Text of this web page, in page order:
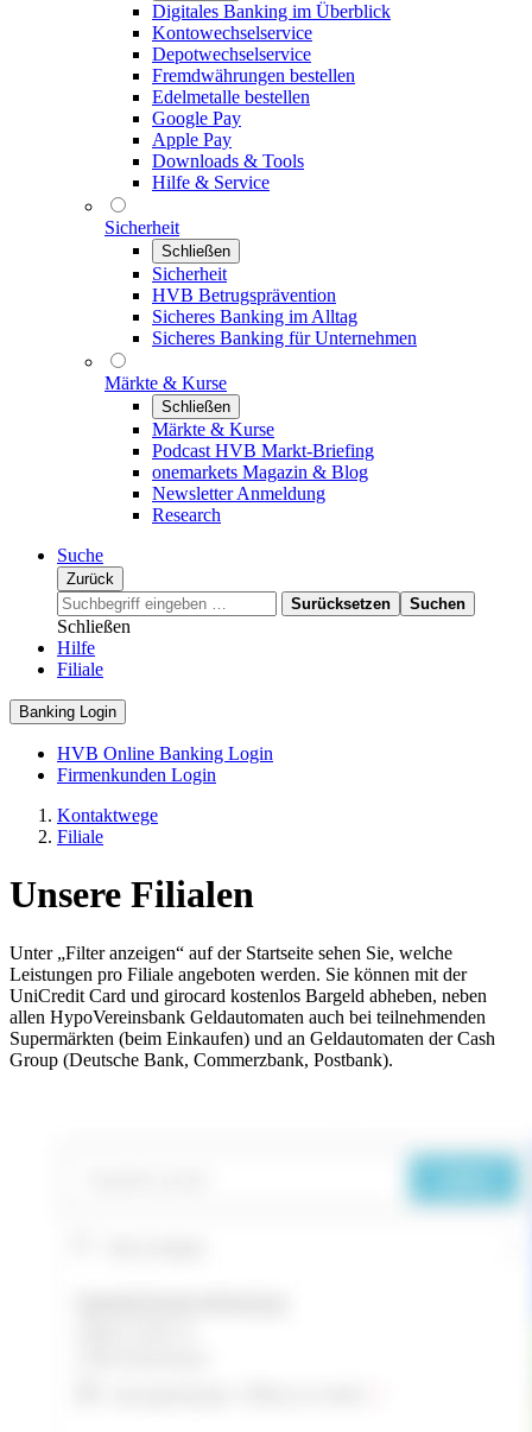
Digitales Banking im Überblick
Kontowechselservice
Depotwechselservice
Fremdwährungen bestellen
Edelmetalle bestellen
Google Pay
Apple Pay
Downloads & Tools
Hilfe & Service
Sicherheit
Schließen
Sicherheit
HVB Betrugsprävention
Sicheres Banking im Alltag
Sicheres Banking für Unternehmen
Märkte & Kurse
Schließen
Märkte & Kurse
Podcast HVB Markt-Briefing
onemarkets Magazin & Blog
Newsletter Anmeldung
Research
Suche
Zurück
Surücksetzen
Suchen
Schließen
Hilfe
Filiale
Banking Login
HVB Online Banking Login
Firmenkunden Login
Kontaktwege
Filiale
Unsere Filialen
Unter „Filter anzeigen“ auf der Startseite sehen Sie, welche
Leistungen pro Filiale angeboten werden. Sie können mit der
UniCredit Card und girocard kostenlos Bargeld abheben, neben
allen HypoVereinsbank Geldautomaten auch bei teilnehmenden
Supermärkten (beim Einkaufen) und an Geldautomaten der Cash
Group (Deutsche Bank, Commerzbank, Postbank).